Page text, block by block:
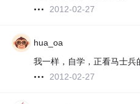
2012-02-27
hua_oa
我一样，自学，正看马士兵
2012-02-27